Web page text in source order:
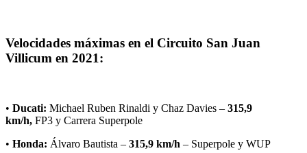
Velocidades máximas en el Circuito San Juan
Villicum en 2021:
• Ducati: Michael Ruben Rinaldi y Chaz Davies – 315,9
km/h, FP3 y Carrera Superpole
• Honda: Álvaro Bautista – 315,9 km/h – Superpole y WUP